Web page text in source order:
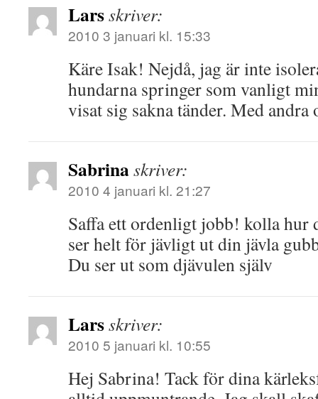
Larsskriver:
2010 3 januari kl. 15:33
Käre Isak! Nejdå, jag är inte
hundarna springer som vanligt
visat sig sakna tänder. Med
Sabrinaskriver:
2010 4 januari kl. 21:27
Saffa ett ordenligt jobb! kolla hur
ser helt för jävligt ut din jävla
Du ser ut som djävulen själv
Larsskriver:
2010 5 januari kl. 10:55
Hej Sabrina! Tack för dina